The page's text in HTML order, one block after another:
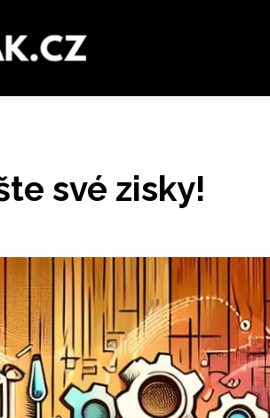
své zisky!